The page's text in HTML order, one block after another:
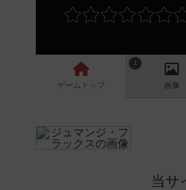
ゲーム トップ
1
画像
当サ